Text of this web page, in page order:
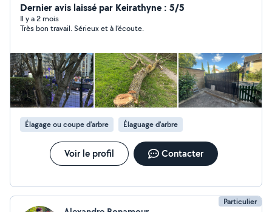
l'entretien des espaces verts. Taille des arbustes Tonte
L'élagage des arbres Création des massifs Les conseils
pour choisir les végétaux les devis sont gratuits n'hésitez
Dernier avis laissé par Keirathyne : 5/5
Il y a 2 mois
Très bon travail. Sérieux et à l’écoute.
Élagage ou coupe d'arbre Élaguage d'arbre
Voir le profil Contacter
Particulier